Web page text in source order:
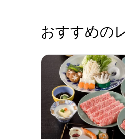
おすすめの